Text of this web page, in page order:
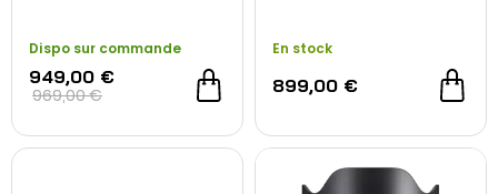
Dispo sur commande
949,00 €
969,00 €
En stock
899,00 €